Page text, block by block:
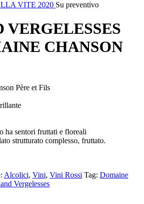
VITE 2020 Su preventivo
VERGELESSES
CHANSON
Père et Fils
ha sentori fruttati e floreali
strutturato complesso, fruttato.
Alcolici, Vini, Vini Rossi Tag: Domaine
Vergelesses